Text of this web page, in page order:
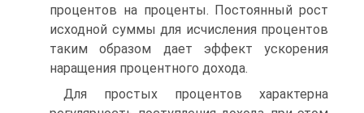
процентов на проценты. Постоянный рост
исходной суммы для исчисления процентов
таким образом дает эффект ускорения
наращения процентного дохода.
Для простых процентов характерна